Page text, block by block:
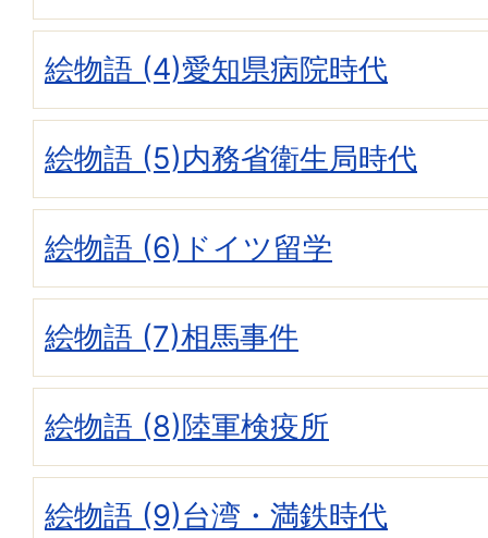
絵物語 (4)愛知県病院時代
絵物語 (5)内務省衛生局時代
絵物語 (6)ドイツ留学
絵物語 (7)相馬事件
絵物語 (8)陸軍検疫所
絵物語 (9)台湾・満鉄時代